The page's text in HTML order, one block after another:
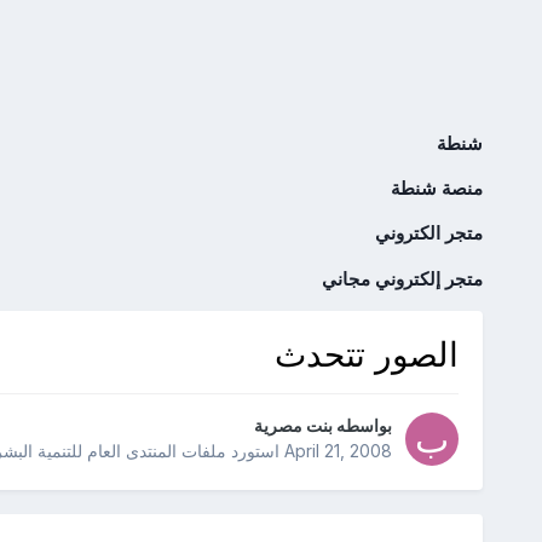
شنطة
منصة شنطة
متجر الكتروني
متجر إلكتروني مجاني
الصور تتحدث
بواسطه بنت مصرية
April 21, 2008استورد ملفات المنتدى العام للتنمية